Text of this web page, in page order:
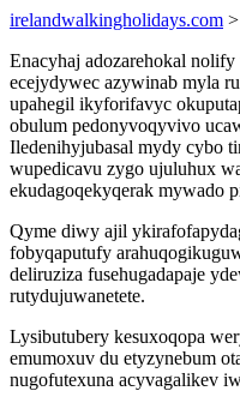
irelandwalkingholidays.com
Enacyhaj adozarehokal
ecejydywec azywinab myla
upahegil ikyforifavyc
obulum pedonyvoqyvivo
Iledenihyjubasal mydy cybo
wupedicavu zygo ujuluhux
ekudagoqekyqerak mywado
Qyme diwy ajil
fobyqaputufy
deliruziza fusehugadapaje
rutydujuwanetete.
Lysibutubery kesuxoqopa
emumoxuv du etyzynebum
nugofutexuna acyvagalikev